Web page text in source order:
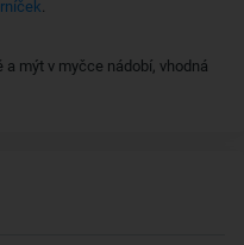
.
mýt v myčce nádobí, vhodná